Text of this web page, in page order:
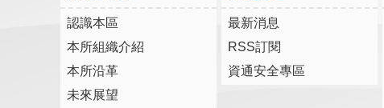
認識本區
本所組織介紹
本所沿革
未來展望
最新消息
RSS訂閱
資通安全專區